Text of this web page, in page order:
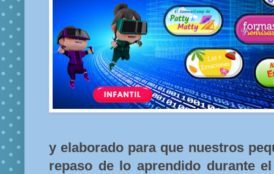
y elaborado para que nuestros
repaso de lo aprendido durante